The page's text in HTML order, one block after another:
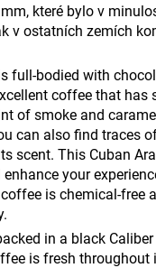
které bylo v
v ostatních zemích
full-bodied with
coffee that has
of smoke and
can also find traces
scent. This Cuban
your
is chemical-free
in a black
is fresh throughout